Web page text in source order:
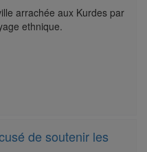
arrachée aux Kurdes par
ethnique.
de soutenir les